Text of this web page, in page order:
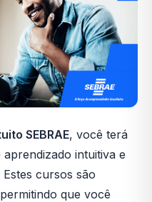
SEBRAE, você terá
intuitiva e
cursos são
que você